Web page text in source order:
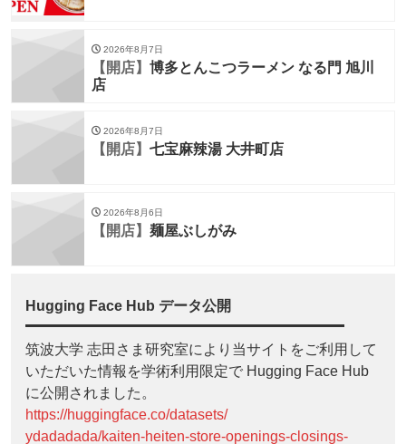
2026年8月7日
【開店】 博多とんこつラーメン なる門 旭川
店
2026年8月7日
【開店】 七宝麻辣湯 大井町店
2026年8月6日
【開店】 麺屋ぶしがみ
Hugging Face Hub データ公開
筑波大学 志田さま研究室により当サイトをご利用して
いただいた情報を学術利用限定で Hugging Face Hub
に公開されました。
https://huggingface.co/datasets/
ydadadada/kaiten-heiten-store-openings-closings-